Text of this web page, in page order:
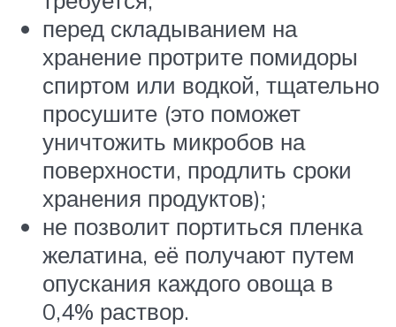
перед складыванием на
хранение протрите помидоры
спиртом или водкой, тщательно
просушите (это поможет
уничтожить микробов на
поверхности, продлить сроки
хранения продуктов);
не позволит портиться пленка
желатина, её получают путем
опускания каждого овоща в
0,4% раствор.